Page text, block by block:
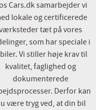
Cars.dk samarbejder vi
lokale og certificerede
tæt på vores
som har speciale i
Vi stiller høje krav til
kvalitet, faglighed og
dokumenterede
Derfor kan
være tryg ved, at din bil